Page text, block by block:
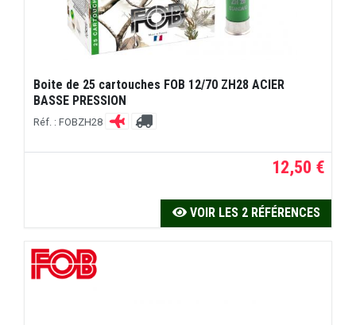
Boite de 25 cartouches FOB 12/70 ZH28 ACIER
BASSE PRESSION
Réf. : FOBZH28
12,50 €
VOIR LES 2 RÉFÉRENCES